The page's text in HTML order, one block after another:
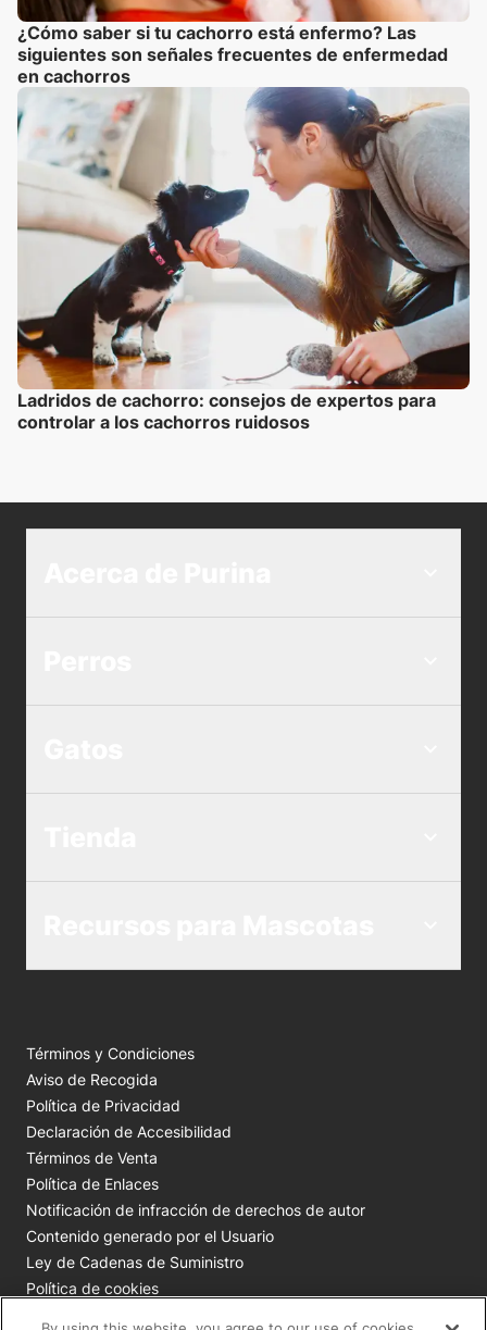
¿Cómo saber si tu cachorro está enfermo? Las
siguientes son señales frecuentes de enfermedad
en cachorros
Ladridos de cachorro: consejos de expertos para
controlar a los cachorros ruidosos
Términos y Condiciones
Aviso de Recogida
Política de Privacidad
Declaración de Accesibilidad
Términos de Venta
Política de Enlaces
Notificación de infracción de derechos de autor
Contenido generado por el Usuario
Ley de Cadenas de Suministro
Política de cookies